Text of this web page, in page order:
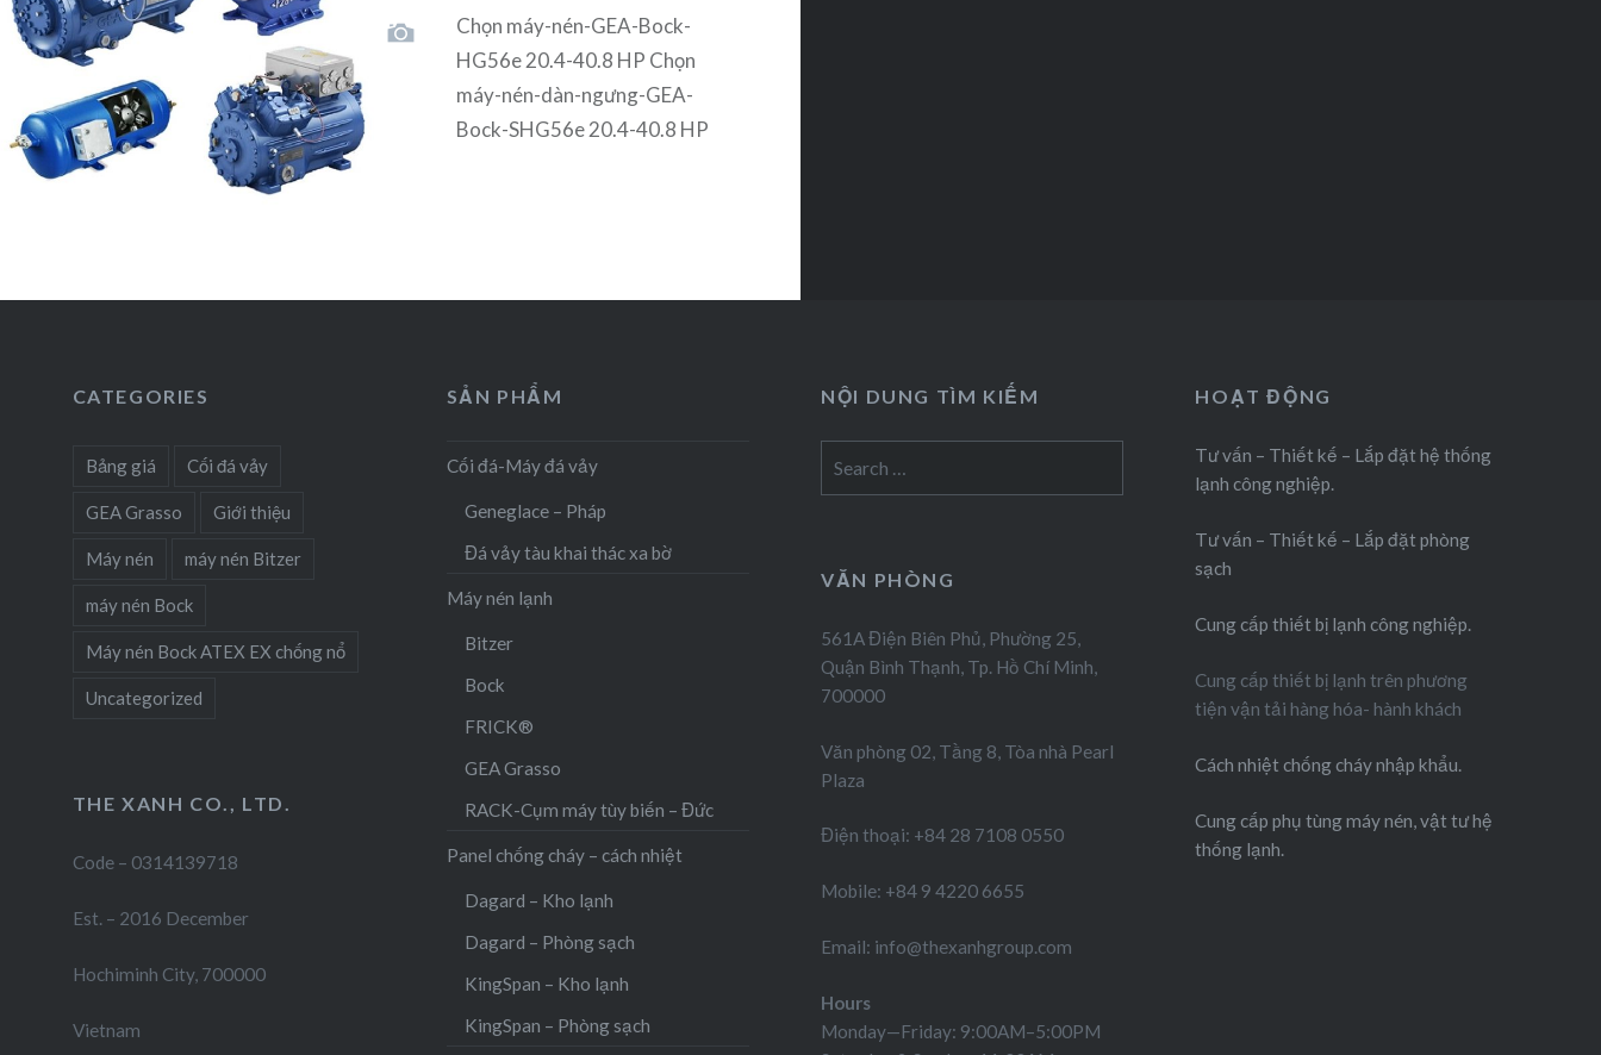
Chọn máy-nén-GEA-Bock-
HG56e 20.4-40.8 HP Chọn
máy-nén-dàn-ngưng-GEA-
Bock-SHG56e 20.4-40.8 HP
CATEGORIES
Bảng giá Cối đá vảy
GEA Grasso Giới thiệu
Máy nén máy nén Bitzer
máy nén Bock
Máy nén Bock ATEX EX chống nổ
Uncategorized
SẢN PHẨM
Cối đá-Máy đá vảy
Geneglace – Pháp
Đá vảy tàu khai thác xa bờ
Máy nén lạnh
Bitzer
Bock
FRICK®
GEA Grasso
RACK-Cụm máy tùy biến – Đức
Panel chống cháy – cách nhiệt
Dagard – Kho lạnh
Dagard – Phòng sạch
KingSpan – Kho lạnh
KingSpan – Phòng sạch
NỘI DUNG TÌM KIẾM
for:
HOẠT ĐỘNG
Tư vấn – Thiết kế – Lắp đặt hệ thống
lạnh công nghiệp.
Tư vấn – Thiết kế – Lắp đặt phòng
sạch
Cung cấp thiết bị lạnh công nghiệp.
Cung cấp thiết bị lạnh trên phương
tiện vận tải hàng hóa- hành khách
Cách nhiệt chống cháy nhập khẩu.
Cung cấp phụ tùng máy nén, vật tư hệ
thống lạnh.
VĂN PHÒNG
561A Điện Biên Phủ, Phường 25,
Quận Bình Thạnh, Tp. Hồ Chí Minh,
700000
Văn phòng 02, Tầng 8, Tòa nhà Pearl
Plaza
Điện thoại: +84 28 7108 0550
Mobile: +84 9 4220 6655
Email: info@thexanhgroup.com
Hours
Monday—Friday: 9:00AM–5:00PM
THE XANH CO., LTD.
Code – 0314139718
Est. – 2016 December
Hochiminh City, 700000
Vietnam